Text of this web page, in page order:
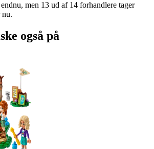
men 13 ud af 14 forhandlere tager
også på